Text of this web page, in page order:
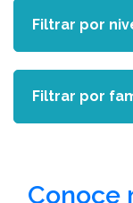
Conoce
Filtrar por
Filtrar por